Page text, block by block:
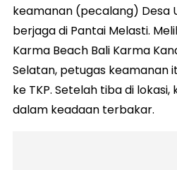
keamanan (pecalang) Desa
berjaga di Pantai Melasti.
Karma Beach Bali Karma
Selatan, petugas keamanan
ke TKP. Setelah tiba di
dalam keadaan terbakar.